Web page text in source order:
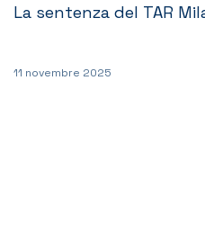
La sentenza del TAR
11 novembre 2025